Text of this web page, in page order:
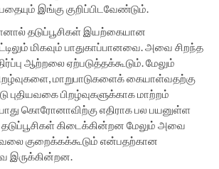
இங்கு குறிப்பிடவேண்டும்.
தடுப்பூசிகள் இயற்கையான
மிகவும் பாதுகாப்பானவை. அவை சிறந்த
ஆற்றலை ஏற்படுத்தக்கூடும். மேலும்
மாறுபாடுகளைக் கையாள்வதற்கு
புதியவகை பிறழ்வுகளுக்காக மாற்றம்
கொரோனாவிற்கு எதிராக பல பயனுள்ள
தடுப்பூசிகள் கிடைக்கின்றன மேலும் அவை
குறைக்கக்கூடும் என்பதற்கான
இருக்கின்றன.